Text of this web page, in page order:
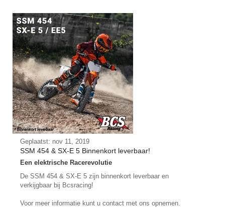
Geplaatst: nov 11, 2019
SSM 454 & SX-E 5 Binnenkort leverbaar!
Een elektrische Racerevolutie
De SSM 454 & SX-E 5 zijn binnenkort leverbaar en
verkijgbaar bij Bcsracing!
Voor meer informatie kunt u contact met ons opnemen.